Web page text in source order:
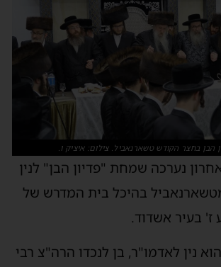
הבן בחצר הקודש טשארנאביל. צילום: איציק ו.
נערכה שמחת "פדיון הבן" לנין
בהיכל בית המדרש של
ז' בעיר אשדוד.
נין לאדמו"ר, בן לנכדו הרה"צ רבי